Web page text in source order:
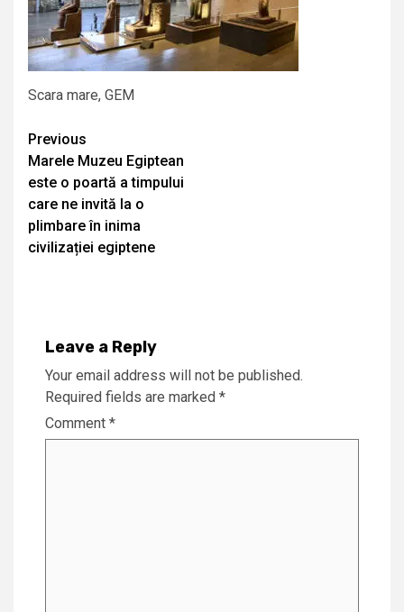
Scara mare, GEM
Continue
Reading
Previous
Marele Muzeu Egiptean
este o poartă a timpului
care ne invită la o
plimbare în inima
civilizației egiptene
Leave a Reply
Your email address will not be published.
Required fields are marked *
Comment *